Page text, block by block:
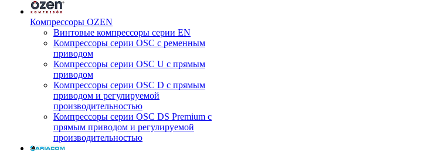
Компрессоры OZEN
Винтовые компрессоры серии EN
Компрессоры серии OSC с ременным
приводом
Компрессоры серии OSC U с прямым
приводом
Компрессоры серии OSC D с прямым
приводом и регулируемой
производительностью
Компрессоры серии OSC DS Premium с
прямым приводом и регулируемой
производительностью